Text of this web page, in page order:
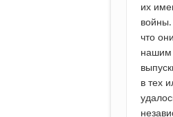
их
что
нашим
в тех